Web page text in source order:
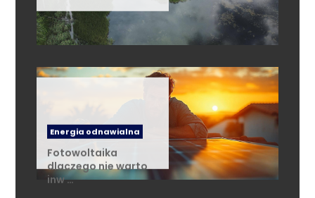
Energia odnawialna
Fotowoltaika
dlaczego nie warto
inw …